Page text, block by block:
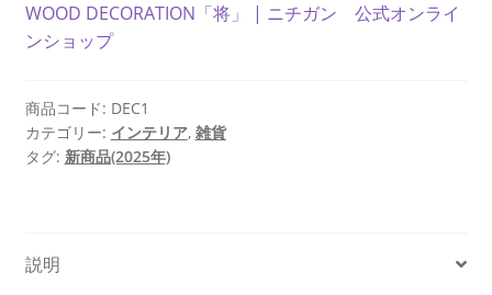
WOOD DECORATION「将」 | ニチガン 公式オンライ
ンショップ
商品コード: DEC1
カテゴリー: インテリア, 雑貨
タグ: 新商品(2025年)
説明